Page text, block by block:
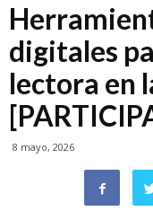
digitales
lectora en
8 mayo, 2026